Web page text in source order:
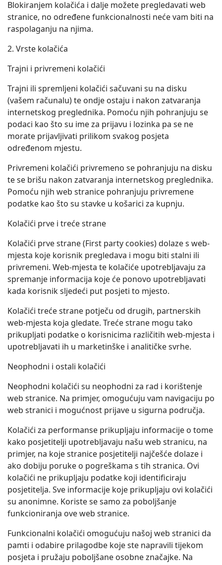
Blokiranjem kolačića i dalje možete pregledavati web
stranice, no određene funkcionalnosti neće vam biti na
raspolaganju na njima.
2. Vrste kolačića
Trajni i privremeni kolačići
Trajni ili spremljeni kolačići sačuvani su na disku
(vašem računalu) te ondje ostaju i nakon zatvaranja
internetskog preglednika. Pomoću njih pohranjuju se
podaci kao što su ime za prijavu i lozinka pa se ne
morate prijavljivati prilikom svakog posjeta
određenom mjestu.
Privremeni kolačići privremeno se pohranjuju na disku
te se brišu nakon zatvaranja internetskog preglednika.
Pomoću njih web stranice pohranjuju privremene
podatke kao što su stavke u košarici za kupnju.
Kolačići prve i treće strane
Kolačići prve strane (First party cookies) dolaze s web-
mjesta koje korisnik pregledava i mogu biti stalni ili
privremeni. Web-mjesta te kolačiće upotrebljavaju za
spremanje informacija koje će ponovo upotrebljavati
kada korisnik sljedeći put posjeti to mjesto.
Kolačići treće strane potječu od drugih, partnerskih
web-mjesta koja gledate. Treće strane mogu tako
prikupljati podatke o korisnicima različitih web-mjesta i
upotrebljavati ih u marketinške i analitičke svrhe.
Neophodni i ostali kolačići
Neophodni kolačići su neophodni za rad i korištenje
web stranice. Na primjer, omogućuju vam navigaciju po
web stranici i mogućnost prijave u sigurna područja.
Kolačići za performanse prikupljaju informacije o tome
kako posjetitelji upotrebljavaju našu web stranicu, na
primjer, na koje stranice posjetitelji najčešće dolaze i
ako dobiju poruke o pogreškama s tih stranica. Ovi
kolačići ne prikupljaju podatke koji identificiraju
posjetitelja. Sve informacije koje prikupljaju ovi kolačići
su anonimne. Koriste se samo za poboljšanje
funkcioniranja ove web stranice.
Funkcionalni kolačići omogućuju našoj web stranici da
pamti i odabire prilagodbe koje ste napravili tijekom
posjeta i pružaju poboljšane osobne značajke. Na